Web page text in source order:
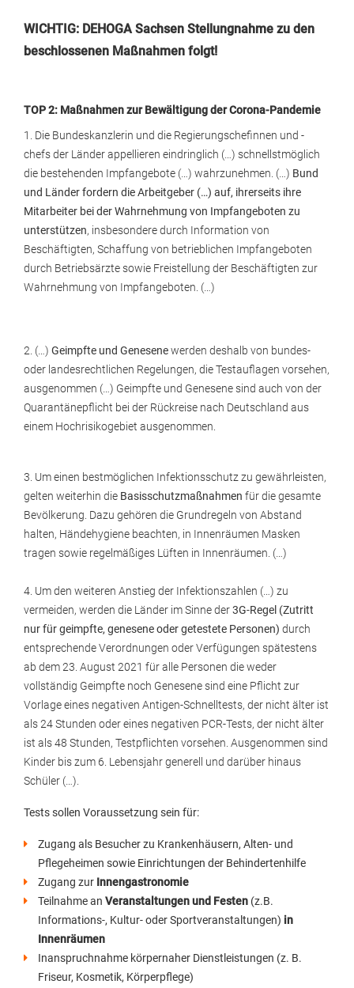
WICHTIG: DEHOGA Sachsen Stellungnahme zu den
beschlossenen Maßnahmen folgt!
TOP 2: Maßnahmen zur Bewältigung der Corona-Pandemie
1. Die Bundeskanzlerin und die Regierungschefinnen und -
chefs der Länder appellieren eindringlich (…) schnellstmöglich
die bestehenden Impfangebote (…) wahrzunehmen. (…) Bund
und Länder fordern die Arbeitgeber (…) auf, ihrerseits ihre
Mitarbeiter bei der Wahrnehmung von Impfangeboten zu
unterstützen, insbesondere durch Information von
Beschäftigten, Schaffung von betrieblichen Impfangeboten
durch Betriebsärzte sowie Freistellung der Beschäftigten zur
Wahrnehmung von Impfangeboten. (…)
2. (…) Geimpfte und Genesenewerden deshalb von bundes-
oder landesrechtlichen Regelungen, die Testauflagen vorsehen,
ausgenommen (…) Geimpfte und Genesene sind auch von der
Quarantänepflicht bei der Rückreise nach Deutschland aus
einem Hochrisikogebiet ausgenommen.
3. Um einen bestmöglichen Infektionsschutz zu gewährleisten,
gelten weiterhin die Basisschutzmaßnahmen für die gesamte
Bevölkerung. Dazu gehören die Grundregeln von Abstand
halten, Händehygiene beachten, in Innenräumen Masken
tragen sowie regelmäßiges Lüften in Innenräumen. (…)
4. Um den weiteren Anstieg der Infektionszahlen (…) zu
vermeiden, werden die Länder im Sinne der3G-Regel (Zutritt
nur für geimpfte, genesene oder getestete Personen) durch
entsprechende Verordnungen oder Verfügungen spätestens
ab dem 23. August 2021 für alle Personen die weder
vollständig Geimpfte noch Genesene sind eine Pflicht zur
Vorlage eines negativen Antigen-Schnelltests, der nicht älter ist
als 24 Stunden oder eines negativen PCR-Tests, der nicht älter
ist als 48 Stunden, Testpflichten vorsehen. Ausgenommen sind
Kinder bis zum 6. Lebensjahr generell und darüber hinaus
Schüler (…).
Tests sollen Voraussetzung sein für:
Zugang als Besucher zu Krankenhäusern, Alten- und
Pflegeheimen sowie Einrichtungen der Behindertenhilfe
Zugang zur Innengastronomie
Teilnahme anVeranstaltungen und Festen (z.B.
Informations-, Kultur- oder Sportveranstaltungen) in
Innenräumen
Inanspruchnahme körpernaher Dienstleistungen (z. B.
Friseur, Kosmetik, Körperpflege)